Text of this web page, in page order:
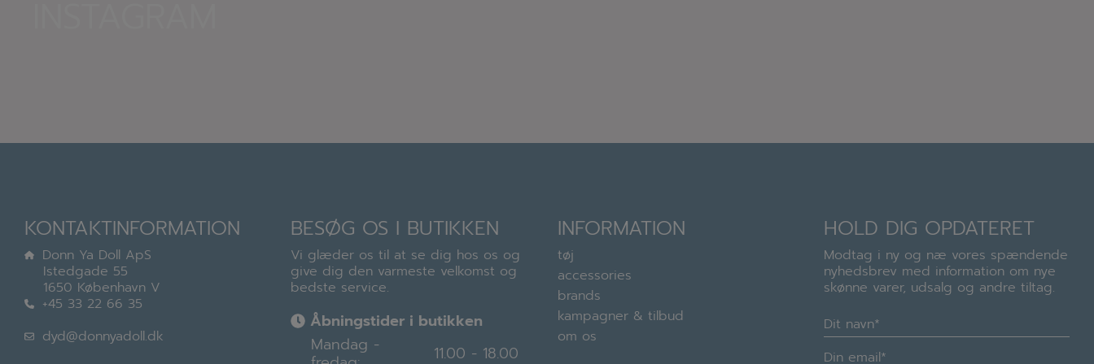
KONTAKTINFORMATION
Donn Ya Doll ApS
Istedgade 55
1650 København V
+45 33 22 66 35
dyd@donnyadoll.dk
BESØG OS I BUTIKKEN
Vi glæder os til at se dig hos os og
give dig den varmeste velkomst og
bedste service.
Åbningstider i butikken
Mandag -
11.00 - 18.00
INFORMATION
tøj
accessories
brands
kampagner & tilbud
om os
HOLD DIG OPDATERET
Modtag i ny og næ vores spændende
nyhedsbrev med information om nye
skønne varer, udsalg og andre tiltag.
Navn
(Required)
E-